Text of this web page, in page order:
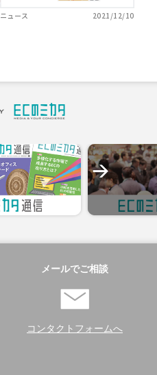
ニュース 2021/12/10
メールでご相談
コンタクトフォームへ